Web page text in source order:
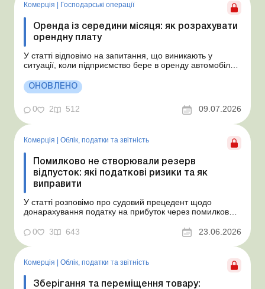
Комерція Господарські операції
Оренда із середини місяця: як розрахувати
орендну плату
У статті відповімо на запитання, що виникають у
ситуації, коли підприємство бере в оренду автомобіль у
місяця. Підприємство орендує у фізособи автомобіль з
15.07.2026. Згідно з умовами договору орендна плата
становить 4 000 грн на місяць. Виникла...
ОНОВЛЕНО
0 2 512 09.07.2026
Комерція | Облік, податки та звiтнiсть
Помилково не створювали резерв
відпусток: які податкові ризики та як
виправити
У статті розповімо про судовий прецедент щодо
донарахування податку на прибуток через помилково
надамо рекомендації, як мінімізувати податкові ризики.
Проблемні витрати: податкові ризики та судова
практика Розуміємо ваші хвилювання через помилкове
неств...
0 3 643 23.06.2026
Комерція | Облік, податки та звiтнiсть
Зберігання та переміщення товару: